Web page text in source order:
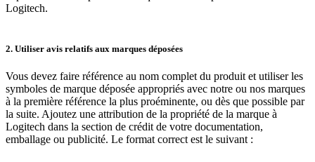
Logitech.
2. Utiliser avis relatifs aux marques déposées
Vous devez faire référence au nom complet du produit et utiliser les
symboles de marque déposée appropriés avec notre ou nos marques
à la première référence la plus proéminente, ou dès que possible par
la suite. Ajoutez une attribution de la propriété de la marque à
Logitech dans la section de crédit de votre documentation,
emballage ou publicité. Le format correct est le suivant :